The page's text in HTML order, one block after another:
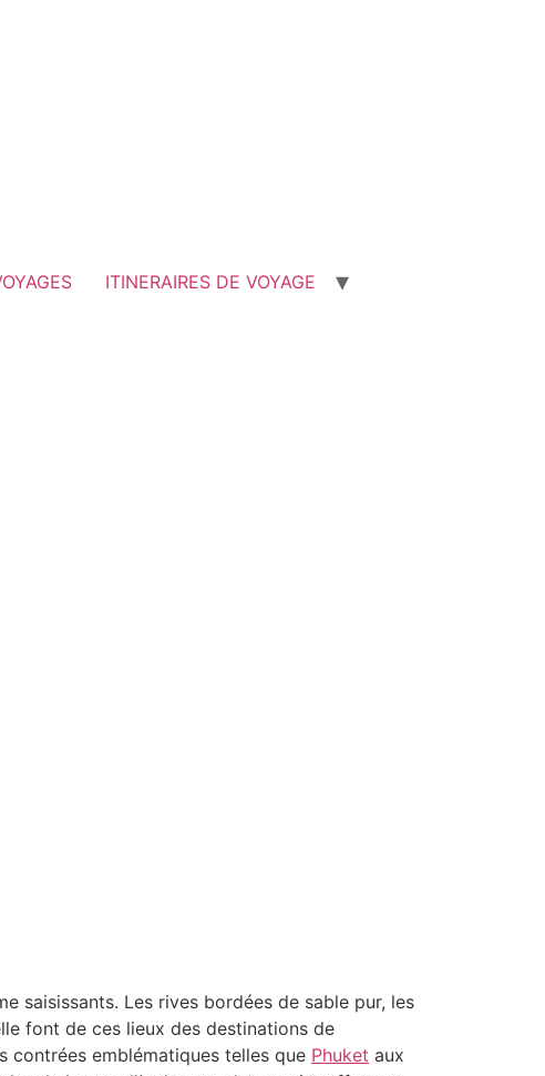
ITINERAIRES DE VOYAGE
saisissants. Les rives bordées de sable pur, les
font de ces lieux des destinations de
contrées emblématiques telles que Phuket aux